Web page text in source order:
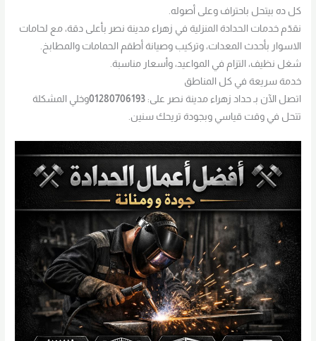
كل ده بيتحل باحتراف وعلى أصوله.
نقدّم خدمات الحدادة المنزلية في زهراء مدينة نصر بأعلى دقة، مع لحامات
الاسوار بأحدث المعدات، وتركيب وصيانة أطقم الحمامات والمطابخ.
شغل نظيف، التزام في المواعيد، وأسعار مناسبة.
خدمة سريعة في كل المناطق
اتصل الآن بـ حداد زهراء مدينة نصر على:01280706193وخلي المشكلة
تتحل في وقت قياسي وبجودة تريحك سنين.